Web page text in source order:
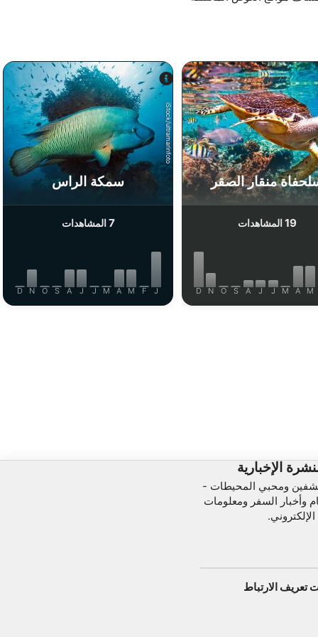
منقار الصقر
19 المشاهدات
M
A
M
J
J
A
S
O
N
D
iStock/ultramarinfoto
سمكة الراس
7المشاهدات
J
F
M
A
M
J
J
A
S
O
N
D
الإخبارية
ومحبي المحيطات -
وأخبار السفر ومعلومات
تعريف الارتباط